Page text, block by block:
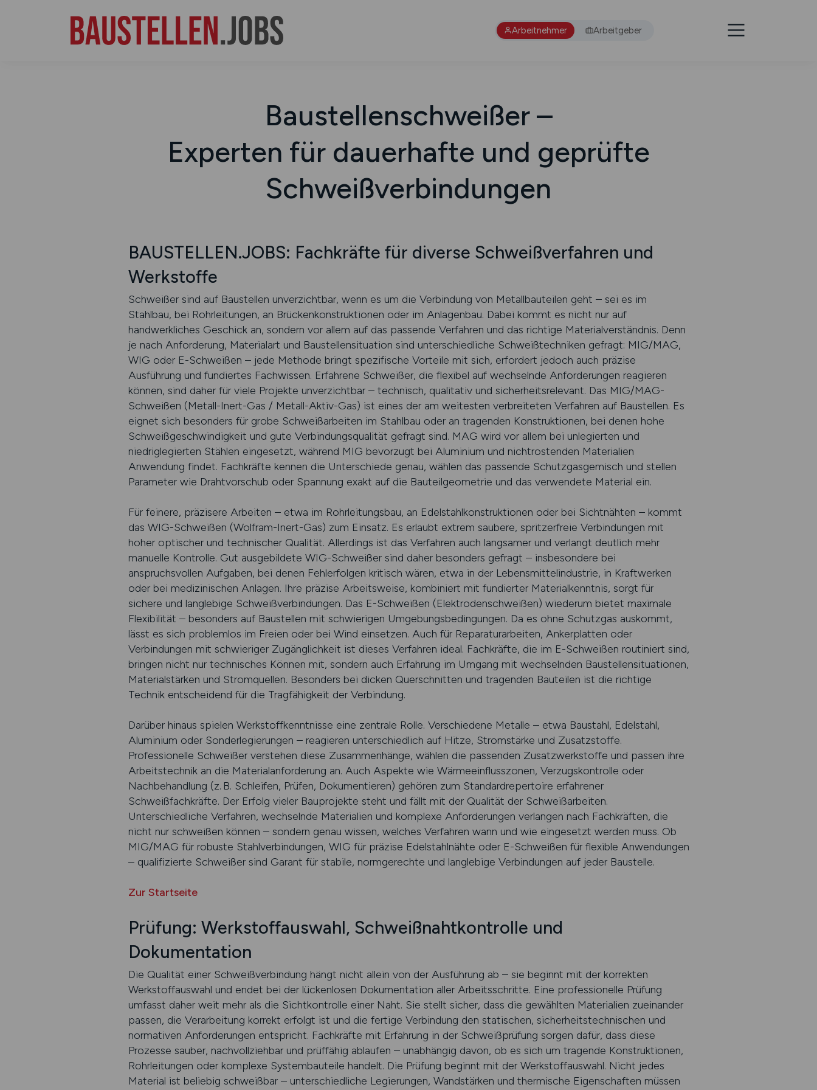
Arbeitnehmer Arbeitgeber
Baustellen­schweißer –
Experten für dauerhafte und geprüfte
Schweißverbindungen
BAUSTELLEN.JOBS: Fachkräfte für diverse Schweißverfahren und
Werkstoffe
Schweißer sind auf Baustellen unverzichtbar, wenn es um die Verbindung von Metallbauteilen geht – sei es im
Stahlbau, bei Rohrleitungen, an Brückenkonstruktionen oder im Anlagenbau. Dabei kommt es nicht nur auf
handwerkliches Geschick an, sondern vor allem auf das passende Verfahren und das richtige Materialverständnis. Denn
je nach Anforderung, Materialart und Baustellensituation sind unterschiedliche Schweißtechniken gefragt: MIG/MAG,
WIG oder E-Schweißen – jede Methode bringt spezifische Vorteile mit sich, erfordert jedoch auch präzise
Ausführung und fundiertes Fachwissen. Erfahrene Schweißer, die flexibel auf wechselnde Anforderungen reagieren
können, sind daher für viele Projekte unverzichtbar – technisch, qualitativ und sicherheitsrelevant. Das MIG/MAG-
Schweißen (Metall-Inert-Gas / Metall-Aktiv-Gas) ist eines der am weitesten verbreiteten Verfahren auf Baustellen. Es
eignet sich besonders für grobe Schweißarbeiten im Stahlbau oder an tragenden Konstruktionen, bei denen hohe
Schweißgeschwindigkeit und gute Verbindungsqualität gefragt sind. MAG wird vor allem bei unlegierten und
niedriglegierten Stählen eingesetzt, während MIG bevorzugt bei Aluminium und nichtrostenden Materialien
Anwendung findet. Fachkräfte kennen die Unterschiede genau, wählen das passende Schutzgasgemisch und stellen
Parameter wie Drahtvorschub oder Spannung exakt auf die Bauteilgeometrie und das verwendete Material ein.
Für feinere, präzisere Arbeiten – etwa im Rohrleitungsbau, an Edelstahlkonstruktionen oder bei Sichtnähten – kommt
das WIG-Schweißen (Wolfram-Inert-Gas) zum Einsatz. Es erlaubt extrem saubere, spritzerfreie Verbindungen mit
hoher optischer und technischer Qualität. Allerdings ist das Verfahren auch langsamer und verlangt deutlich mehr
manuelle Kontrolle. Gut ausgebildete WIG-Schweißer sind daher besonders gefragt – insbesondere bei
anspruchsvollen Aufgaben, bei denen Fehlerfolgen kritisch wären, etwa in der Lebensmittelindustrie, in Kraftwerken
oder bei medizinischen Anlagen. Ihre präzise Arbeitsweise, kombiniert mit fundierter Materialkenntnis, sorgt für
sichere und langlebige Schweißverbindungen. Das E-Schweißen (Elektrodenschweißen) wiederum bietet maximale
Flexibilität – besonders auf Baustellen mit schwierigen Umgebungsbedingungen. Da es ohne Schutzgas auskommt,
lässt es sich problemlos im Freien oder bei Wind einsetzen. Auch für Reparaturarbeiten, Ankerplatten oder
Verbindungen mit schwieriger Zugänglichkeit ist dieses Verfahren ideal. Fachkräfte, die im E-Schweißen routiniert sind,
bringen nicht nur technisches Können mit, sondern auch Erfahrung im Umgang mit wechselnden Baustellensituationen,
Materialstärken und Stromquellen. Besonders bei dicken Querschnitten und tragenden Bauteilen ist die richtige
Technik entscheidend für die Tragfähigkeit der Verbindung.
Darüber hinaus spielen Werkstoffkenntnisse eine zentrale Rolle. Verschiedene Metalle – etwa Baustahl, Edelstahl,
Aluminium oder Sonderlegierungen – reagieren unterschiedlich auf Hitze, Stromstärke und Zusatzstoffe.
Professionelle Schweißer verstehen diese Zusammenhänge, wählen die passenden Zusatzwerkstoffe und passen ihre
Arbeitstechnik an die Materialanforderung an. Auch Aspekte wie Wärmeeinflusszonen, Verzugskontrolle oder
Nachbehandlung (z. B. Schleifen, Prüfen, Dokumentieren) gehören zum Standardrepertoire erfahrener
Schweißfachkräfte. Der Erfolg vieler Bauprojekte steht und fällt mit der Qualität der Schweißarbeiten.
Unterschiedliche Verfahren, wechselnde Materialien und komplexe Anforderungen verlangen nach Fachkräften, die
nicht nur schweißen können – sondern genau wissen, welches Verfahren wann und wie eingesetzt werden muss. Ob
MIG/MAG für robuste Stahlverbindungen, WIG für präzise Edelstahlnähte oder E-Schweißen für flexible Anwendungen
– qualifizierte Schweißer sind Garant für stabile, normgerechte und langlebige Verbindungen auf jeder Baustelle.
Zur Startseite
Prüfung: Werkstoffauswahl, Schweißnahtkontrolle und
Dokumentation
Die Qualität einer Schweißverbindung hängt nicht allein von der Ausführung ab – sie beginnt mit der korrekten
Werkstoffauswahl und endet bei der lückenlosen Dokumentation aller Arbeitsschritte. Eine professionelle Prüfung
umfasst daher weit mehr als die Sichtkontrolle einer Naht. Sie stellt sicher, dass die gewählten Materialien zueinander
passen, die Verarbeitung korrekt erfolgt ist und die fertige Verbindung den statischen, sicherheitstechnischen und
normativen Anforderungen entspricht. Fachkräfte mit Erfahrung in der Schweißprüfung sorgen dafür, dass diese
Prozesse sauber, nachvollziehbar und prüffähig ablaufen – unabhängig davon, ob es sich um tragende Konstruktionen,
Rohrleitungen oder komplexe Systembauteile handelt. Die Prüfung beginnt mit der Werkstoffauswahl. Nicht jedes
Material ist beliebig schweißbar – unterschiedliche Legierungen, Wandstärken und thermische Eigenschaften müssen